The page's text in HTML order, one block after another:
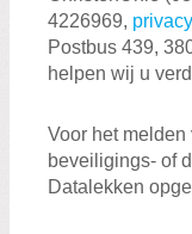
4226969,
Postbus 439,
helpen wij u
Voor het melden
beveiligings- of
Datalekken